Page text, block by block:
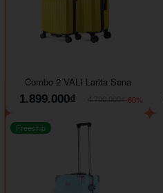
Combo 2 VALI Larita Sena
1.899.000₫
-60%
Freeship